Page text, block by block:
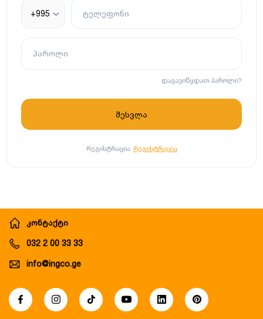
+995 ტელეფონი
პაროლი
დაგავიწყდათ პაროლი?
რეგისტრაცია რეგისტრაცია
კონტაქტი
032 2 00 33 33
info@ingco.ge